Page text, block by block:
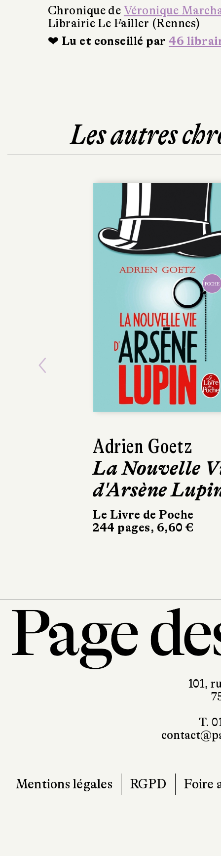
Chronique de Véronique
Librairie Le Failler (Rennes)
❤ Lu et conseillé par 46
Les autres
Sophie van der
Linden
De terre et de
mer
Buchet Chastel
Previous
101,
T.
Mentions légales RGPD Foire